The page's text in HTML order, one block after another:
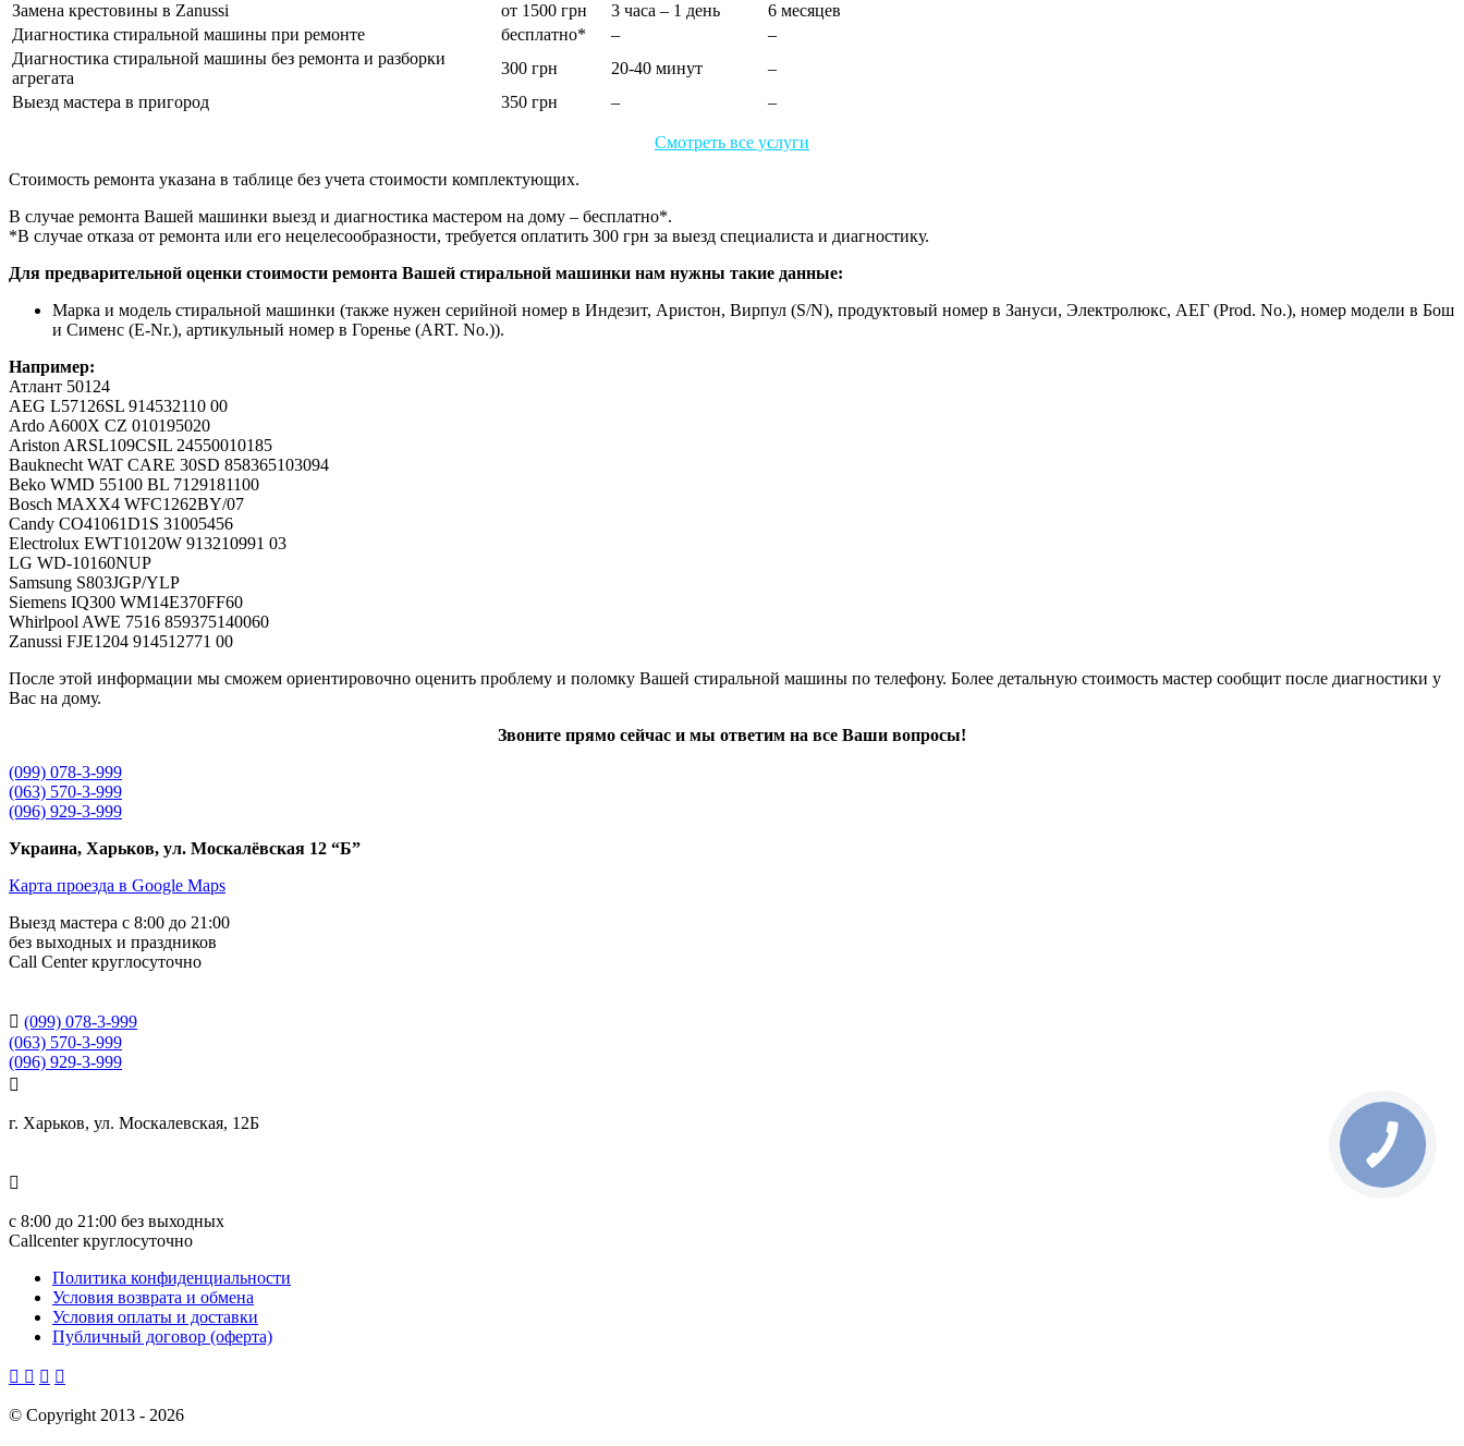
Замена крестовины в Zanussi
от 1500 грн 3 часа – 1 день
6 месяцев
Диагностика стиральной машины при ремонте
бесплатно* –
–
Диагностика стиральной машины без ремонта и разборки
агрегата
300 грн 20-40 минут
–
Выезд мастера в пригород
350 грн – –
Смотреть все услуги
Стоимость ремонта указана в таблице без учета стоимости комплектующих.
В случае ремонта Вашей машинки выезд и диагностика мастером на дому – бесплатно*.
*В случае отказа от ремонта или его нецелесообразности, требуется оплатить 300 грн за выезд специалиста и диагностику.
Для предварительной оценки стоимости ремонта Вашей стиральной машинки нам нужны такие данные:
Марка и модель стиральной машинки (также нужен серийной номер в Индезит, Аристон, Вирпул (S/N), продуктовый номер в Зануси, Электролюкс, АЕГ (Prod. No.), номер модели в Бош
и Сименс (E-Nr.), артикульный номер в Горенье (ART. No.)).
Например:
Атлант 50124
AEG L57126SL 914532110 00
Ardo A600X CZ 010195020
Ariston ARSL109CSIL 24550010185
Bauknecht WAT CARE 30SD 858365103094
Beko WMD 55100 BL 7129181100
Bosch MAXX4 WFC1262BY/07
Candy CO41061D1S 31005456
Electrolux EWT10120W 913210991 03
LG WD-10160NUP
Samsung S803JGP/YLP
Siemens IQ300 WM14E370FF60
Whirlpool AWE 7516 859375140060
Zanussi FJE1204 914512771 00
После этой информации мы сможем ориентировочно оценить проблему и поломку Вашей стиральной машины по телефону. Более детальную стоимость мастер сообщит после диагностики у
Вас на дому.
Звоните прямо сейчас и мы ответим на все Ваши вопросы!
(099) 078-3-999
(063) 570-3-999
(096) 929-3-999
Украина, Харьков, ул. Москалёвская 12 “Б”
Карта проезда в Google Maps
Выезд мастера с 8:00 до 21:00
без выходных и праздников
Сall Сenter круглосуточно
 (099) 078-3-999
(063) 570-3-999
(096) 929-3-999

г. Харьков, ул. Москалевская, 12Б

с 8:00 до 21:00 без выходных
Callcenter круглосуточно
Политика конфиденциальности
Условия возврата и обмена
Условия оплаты и доставки
Публичный договор (оферта)
   
© Copyright 2013 - 2026